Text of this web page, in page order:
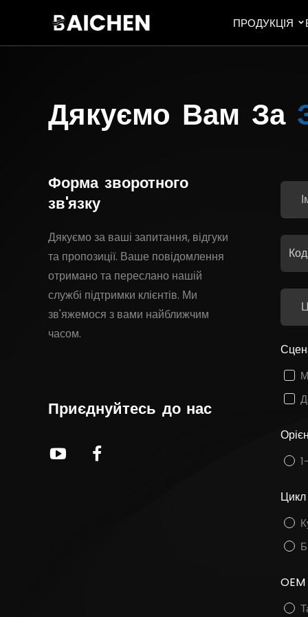
ПРОДУКЦІЯ
Дякуємо Вам За
Форма зворотного
зв'язку
Дякуємо за ваші запитання, відгуки
та пропозиції. Ваше повідомлення
отримано та переслано нашій
службі підтримки клієнтів. Ми
зв'яжемося з вами найближчим
часом.
Приєднуйтесь до нас
Код
Цикл